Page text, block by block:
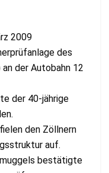
2009
des
der Autobahn 12
der 40-jährige
den Zöllnern
auf.
bestätigte